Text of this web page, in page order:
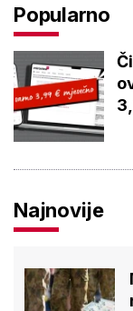
Popularno
Najnovije